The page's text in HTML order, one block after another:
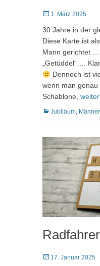
Posted
1. März 2025
30 Jahre in der
Diese Karte ist
Mann gerichtet
„Getüddel“….
Dennoch ist
wenn man
Schablone,
Kategorien
Jubiläum, Männer
Posted17. Januar 2025